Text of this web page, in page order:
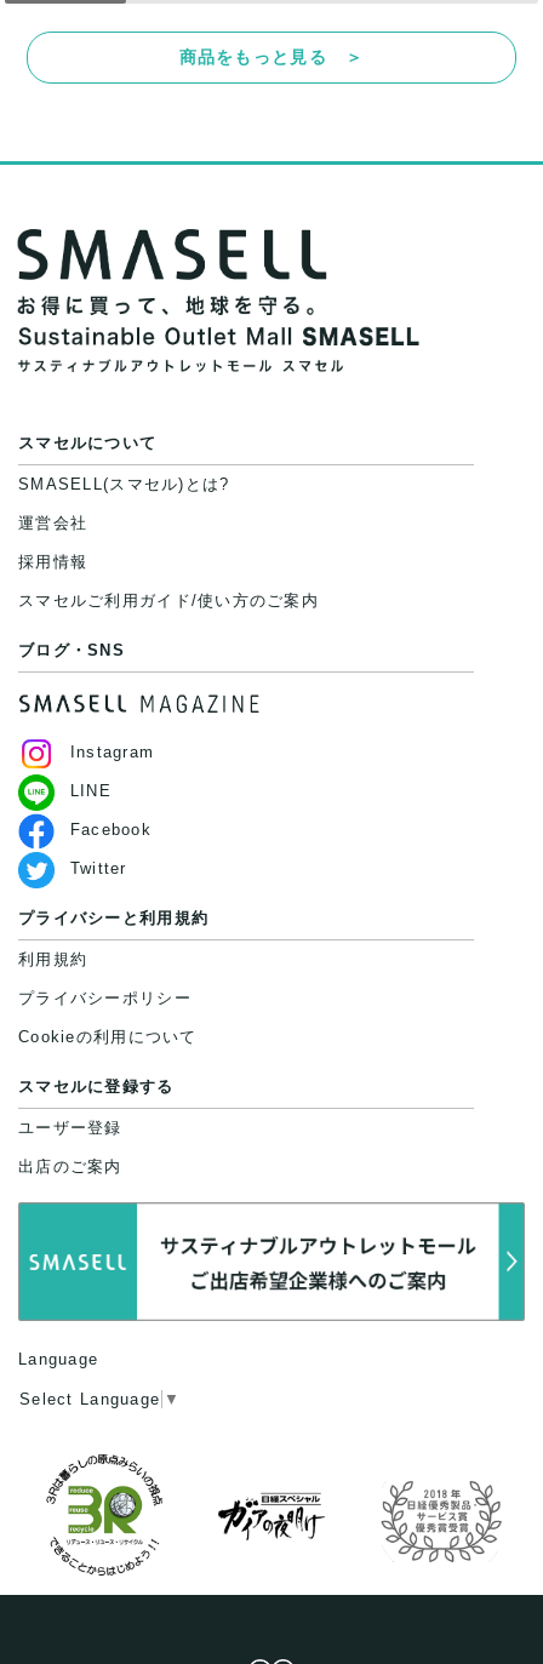
商品をもっと見る ＞
スマセルについて
SMASELL(スマセル)とは?
運営会社
採用情報
スマセルご利用ガイド/使い方のご案内
ブログ・SNS
Instagram
LINE
Facebook
Twitter
プライバシーと利用規約
利用規約
プライバシーポリシー
Cookieの利用について
スマセルに登録する
ユーザー登録
出店のご案内
Language
Select Language ▼